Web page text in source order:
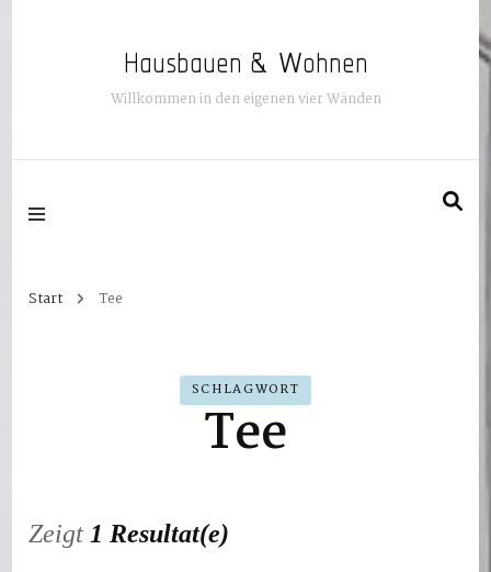
Hausbauen & Wohnen
Willkommen in den eigenen vier Wänden
Start Tee
SCHLAGWORT
Tee
Zeigt1 Resultat(e)